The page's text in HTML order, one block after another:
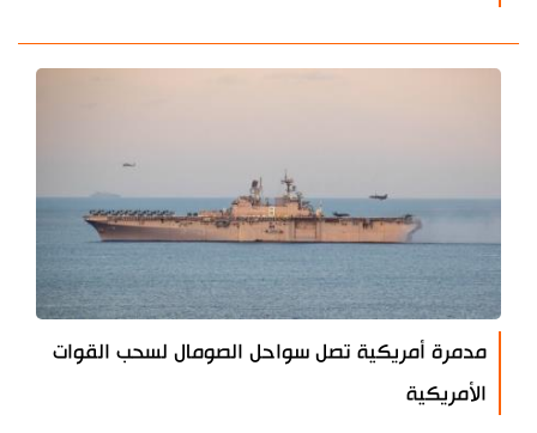
مدمرة أمريكية تصل سواحل الصومال لسحب القوات
الأمريكية